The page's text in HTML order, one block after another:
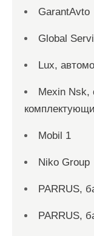
GarantAvto
Global
Lux,
Mexin Nsk,
Mobil 1
Niko Group
PARRUS,
PARRUS,